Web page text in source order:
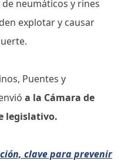
neumáticos y rines
explotar y causar
Puentes y
a la Cámara de
legislativo.
clave para prevenir